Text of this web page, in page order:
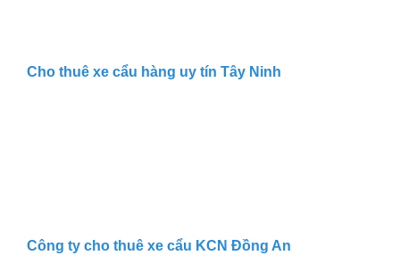
Cho thuê xe cẩu hàng uy tín Tây Ninh
Công ty cho thuê xe cẩu KCN Đồng An